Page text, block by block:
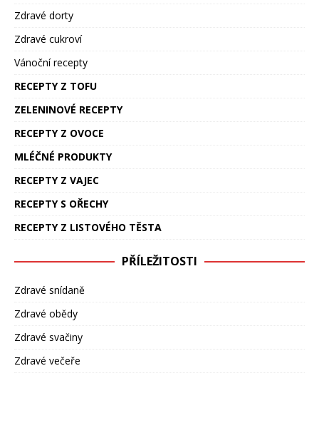
Zdravé dorty
Zdravé cukroví
Vánoční recepty
RECEPTY Z TOFU
ZELENINOVÉ RECEPTY
RECEPTY Z OVOCE
MLÉČNÉ PRODUKTY
RECEPTY Z VAJEC
RECEPTY S OŘECHY
RECEPTY Z LISTOVÉHO TĚSTA
PŘÍLEŽITOSTI
Zdravé snídaně
Zdravé obědy
Zdravé svačiny
Zdravé večeře